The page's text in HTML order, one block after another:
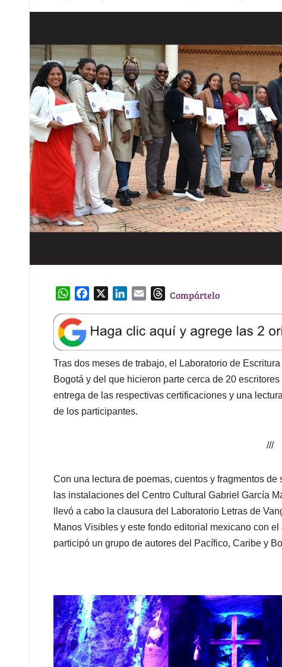
W
a
t
s
A
p
p
e
b
o
o
k
k
e
d
I
n
l
T
e
a
d
s
Compártelo
Tras dos meses de trabajo, el Laboratorio de
Bogotá y del que hicieron parte cerca de 20
entrega de las respectivas certificaciones y una
de los participantes.
///
Con una lectura de poemas, cuentos y fragmentos
las instalaciones del Centro Cultural Gabriel García
llevó a cabo la clausura del Laboratorio Letras de
Manos Visibles y este fondo editorial mexicano con
participó un grupo de autores del Pacífico, Caribe y